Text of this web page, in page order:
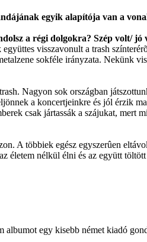
egyik alapítója van a
a régi dolgokra? Szép volt/ jó
visszavonult a trash
sokféle irányzata. Nekünk
Nagyon sok országban
a koncertjeinkre és jól érzik
csak jártassák a szájukat, mert
A többiek egész egyszerûen
életem nélkül élni és az együtt
albumot egy kisebb német kiadó